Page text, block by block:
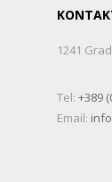
1241
Tel: +389
Email: